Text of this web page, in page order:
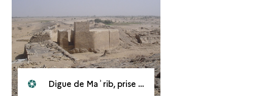
Digue de Maʾrib, prise d’eau au nord